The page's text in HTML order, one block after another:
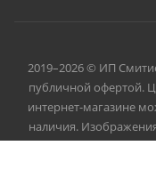
2019–2026 © ИП
публичной офертой.
интернет-магазине
наличия.